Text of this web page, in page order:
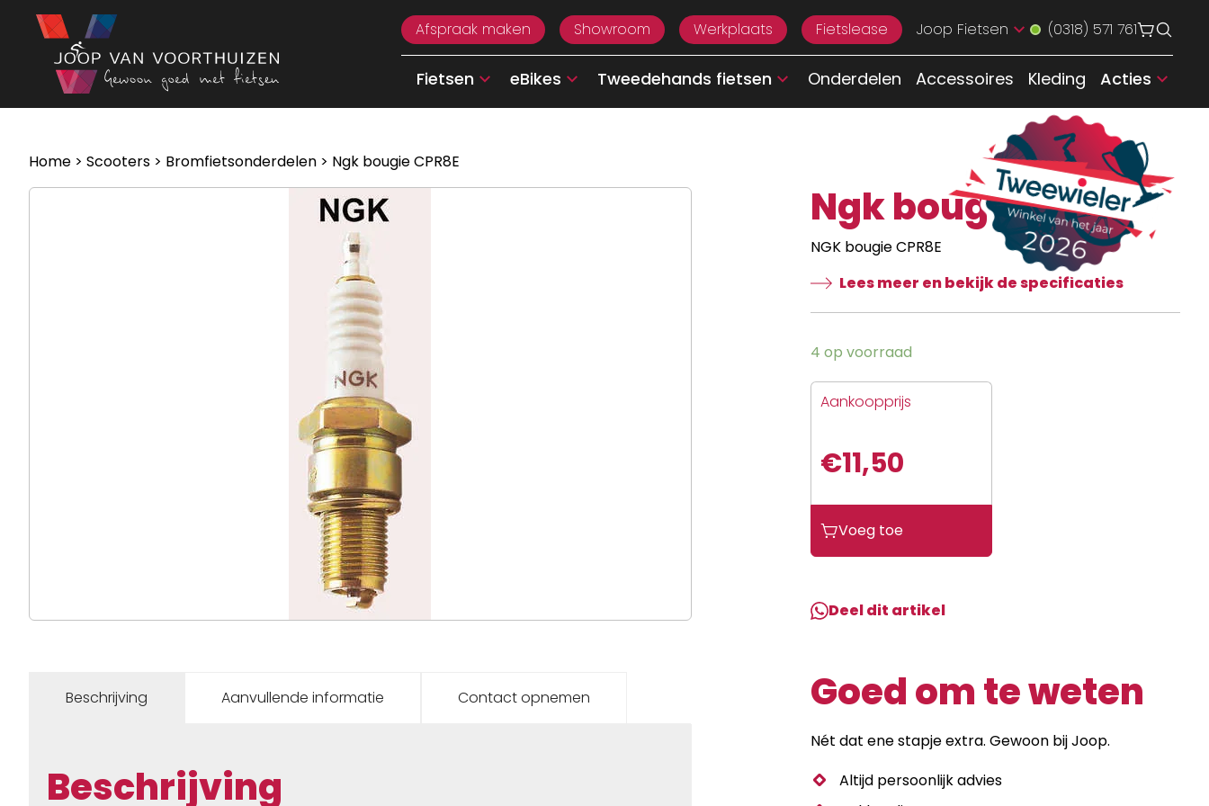
Ga naar de inhoud
Afspraak maken
Showroom Werkplaats Fietslease Joop Fietsen (0318) 571 761
Fietsen eBikes Tweedehands fietsen Onderdelen Accessoires Kleding Acties
Home > Scooters > Bromfietsonderdelen > Ngk bougie CPR8E
Ngk bougie CPR8E
NGK bougie CPR8E
Lees meer en bekijk de specificaties
4 op voorraad
Aankoopprijs
€11,50
bougie
CPR8E
Voeg toe
Deel dit artikel
Beschrijving Aanvullende informatie Contact opnemen
Beschrijving
Goed om te weten
Nét dat ene stapje extra. Gewoon bij Joop.
Altijd persoonlijk advies